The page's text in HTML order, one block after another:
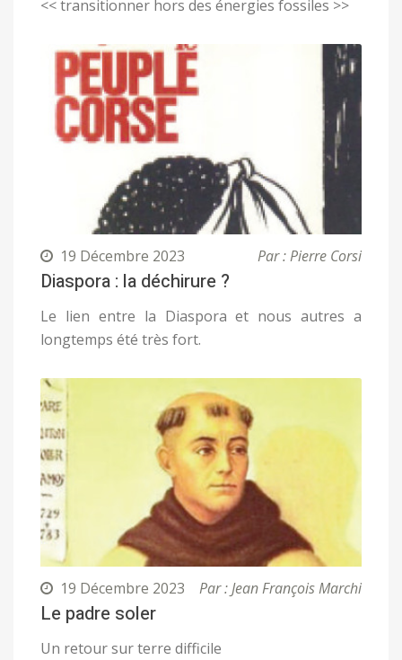
<< transitionner hors des énergies fossiles >>
19 Décembre 2023 Par : Pierre Corsi
Diaspora : la déchirure ?
Le lien entre la Diaspora et nous autres a
longtemps été très fort.
19 Décembre 2023 Par : Jean François Marchi
Le padre soler
Un retour sur terre difficile